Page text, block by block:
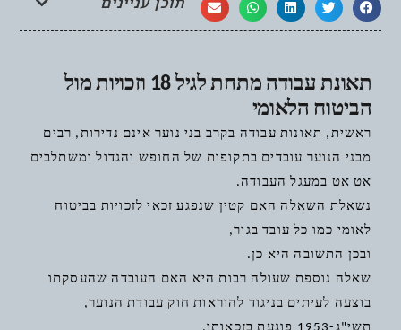
תאונת עבודה מתחת לגיל 18 וזכויות מול
הביטוח הלאומי
ראשית, תאונות עבודה בקרב בני נוער אינם נדירות, רבים
מבני הנוער עובדים בתקופות של החופש והגדול ומשתלבים
אט אט במעגל העבודה.
נשאלת השאלה האם קטין שנפגע זכאי לזכויות בביטוח
לאומי כמו כל עובד בגיר,
ובכן התשובה היא כן.
שאלה נוספת שעולה רבות היא האם העובדה שהעסקתו
בוצעה לעיתים בניגוד להוראות חוק עבודת הנוער,